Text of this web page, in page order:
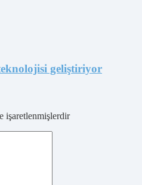
geliştiriyor
işaretlenmişlerdir